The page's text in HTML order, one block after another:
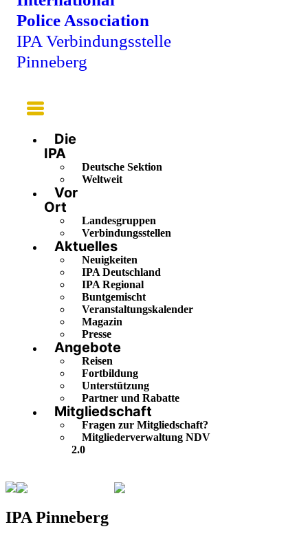
Police Association
IPA Verbindungsstelle
Pinneberg
Main
Menu
Die
IPA
Deutsche Sektion
Weltweit
Vor
Ort
Landesgruppen
Verbindungsstellen
Aktuelles
Neuigkeiten
IPA Deutschland
IPA Regional
Buntgemischt
Veranstaltungskalender
Magazin
Presse
Angebote
Reisen
Fortbildung
Unterstützung
Partner und Rabatte
Mitgliedschaft
Fragen zur Mitgliedschaft?
Mitgliederverwaltung NDV
2.0
IPA Pinneberg